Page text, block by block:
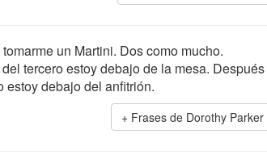
un Martini. Dos como mucho.
tercero estoy debajo de la mesa. Después
estoy debajo del anfitrión.
Frases de Dorothy Parker